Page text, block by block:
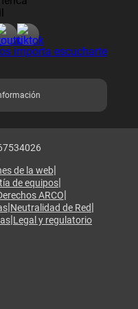
de la web|
de equipos|
ARCO|
|Neutralidad de Red|
|Legal y regulatorio